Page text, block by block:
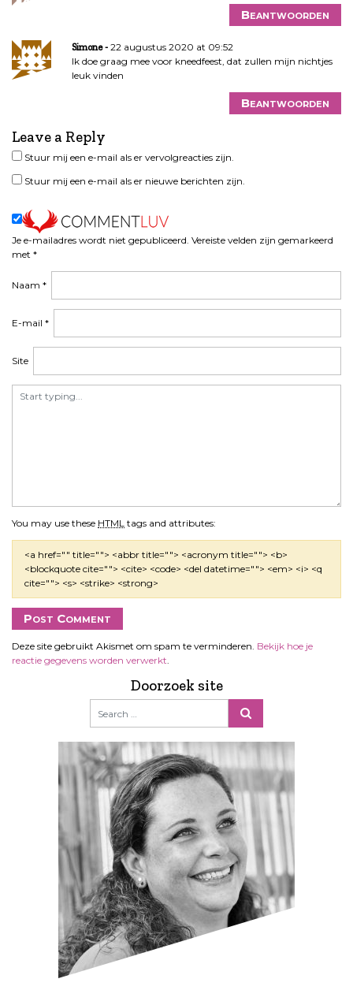
Beantwoorden
Simone
22 augustus 2020 at 09:52
Ik doe graag mee voor kneedfeest, dat zullen mijn nichtjes
leuk vinden
Beantwoorden
Leave a Reply
Je e-mailadres wordt niet gepubliceerd. Vereiste velden zijn gemarkeerd
met *
You may use these HTML tags and attributes:
<a href="" title=""> <abbr title=""> <acronym title=""> <b>
<blockquote cite=""> <cite> <code> <del datetime=""> <em> <i> <q
cite=""> <s> <strike> <strong>
Naam *
E-mail *
Site
Stuur mij een e-mail als er vervolgreacties zijn.
Stuur mij een e-mail als er nieuwe berichten zijn.
Deze site gebruikt Akismet om spam te verminderen. Bekijk hoe je
reactie gegevens worden verwerkt.
Doorzoek site